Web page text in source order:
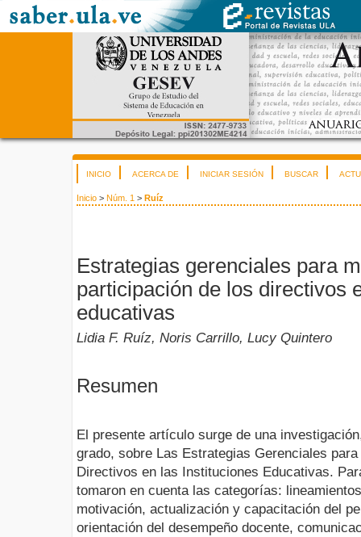
INICIO ACERCA DE INICIAR SESIÓN BUSCAR
Inicio > Núm. 1 > Ruíz
Estrategias gerenciales para
participación de los directivos
educativas
Lidia F. Ruíz, Noris Carrillo, Lucy Quintero
Resumen
El presente artículo surge de una
grado, sobre Las Estrategias Gerenciales
Directivos en las Instituciones Educativas.
tomaron en cuenta las categorías:
motivación, actualización y capacitación del
orientación del desempeño docente,